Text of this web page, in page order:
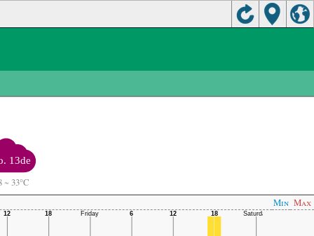
13de
~ 33°C
Min Max